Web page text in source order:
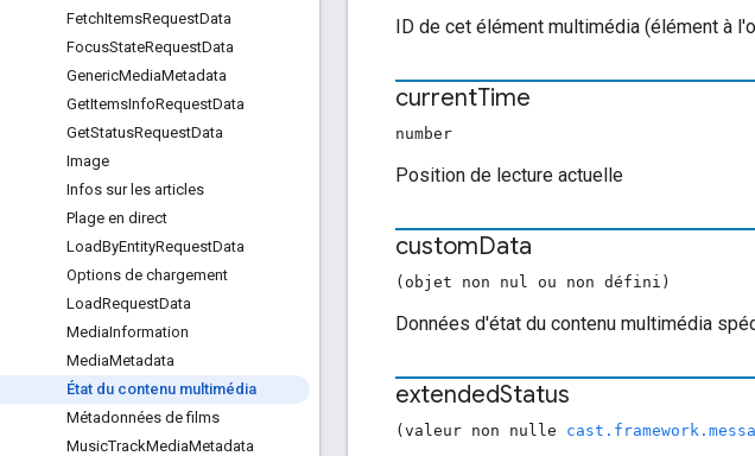
FetchItemsRequestData
FocusStateRequestData
GenericMediaMetadata
GetItemsInfoRequestData
GetStatusRequestData
Image
Infos sur les articles
Plage en direct
LoadByEntityRequestData
Options de chargement
LoadRequestData
MediaInformation
MediaMetadata
État du contenu multimédia
Métadonnées de films
MusicTrackMediaMetadata
ID de cet élément multimédia (élément à
currentTime
number
Position de lecture actuelle
customData
(objet non nul ou non défini)
Données d'état du contenu multimédia
extendedStatus
(valeur non nulle